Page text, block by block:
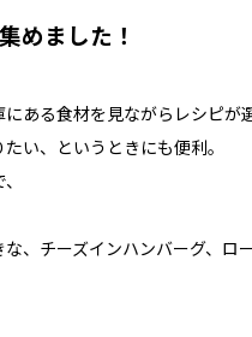
めました！
ある食材を見ながらレシピが
い、というときにも便利。
チーズインハンバーグ、ロ